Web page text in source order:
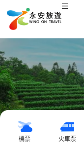
機票 火車票